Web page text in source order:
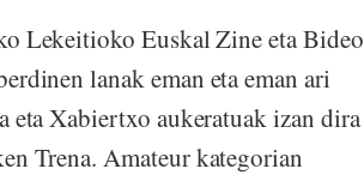
Lekeitioko Euskal Zine eta Bideo
lanak eman eta eman ari
Xabiertxo aukeratuak izan dira
Trena. Amateur kategorian